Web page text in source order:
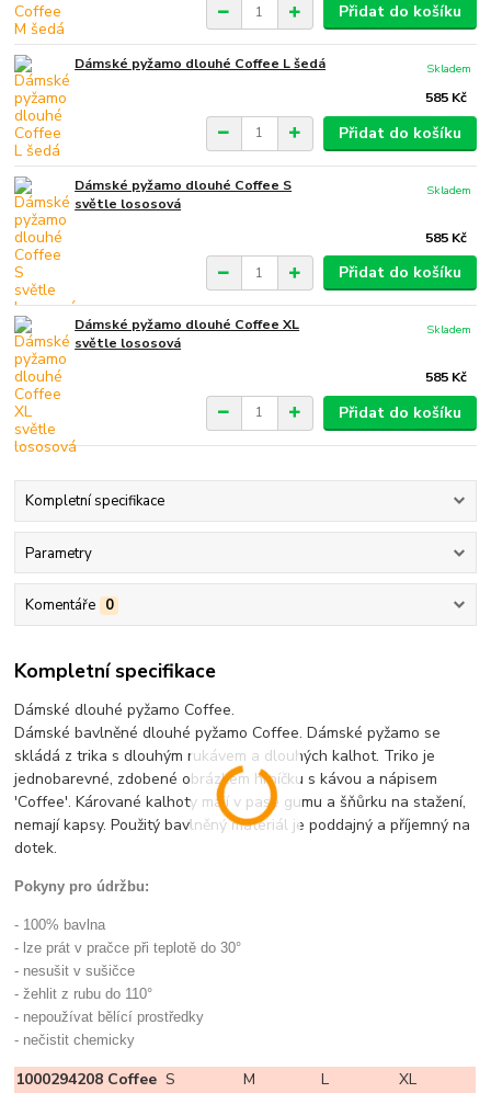
Přidat do košíku
Dámské pyžamo dlouhé Coffee L šedá
585 Kč
Skladem
Přidat do košíku
Dámské pyžamo dlouhé Coffee S
světle lososová
585 Kč
Skladem
Přidat do košíku
Dámské pyžamo dlouhé Coffee XL
světle lososová
585 Kč
Skladem
Přidat do košíku
Kompletní specifikace
Parametry
Komentáře 0
Kompletní specifikace
Dámské dlouhé pyžamo Coffee.
Dámské bavlněné dlouhé pyžamo Coffee. Dámské pyžamo se
skládá z trika s dlouhým rukávem a dlouhých kalhot. Triko je
jednobarevné, zdobené obrázkem hrníčku s kávou a nápisem
'Coffee'. Kárované kalhoty mají v pase gumu a šňůrku na stažení,
nemají kapsy. Použitý bavlněný materiál je poddajný a příjemný na
dotek.
Pokyny pro údržbu:
- 100% bavlna
- lze prát v pračce při teplotě do 30°
- nesušit v sušičce
- žehlit z rubu do 110°
- nepoužívat bělící prostředky
- nečistit chemicky
1000294208 Coffee S M L
XL